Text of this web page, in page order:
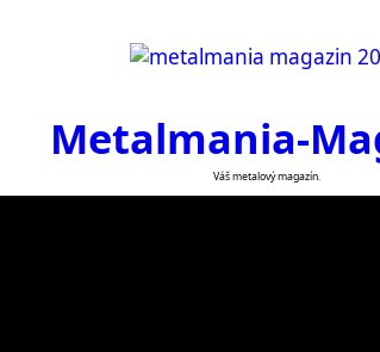
Metalmania-
Váš metalový magazín.